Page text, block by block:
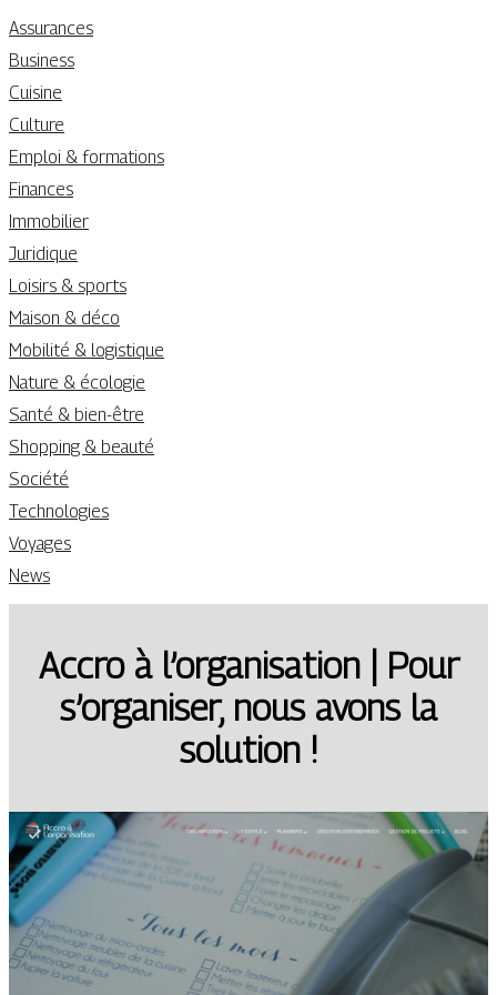
Assurances
Business
Cuisine
Culture
Emploi & formations
Finances
Immobilier
Juridique
Loisirs & sports
Maison & déco
Mobilité & logistique
Nature & écologie
Santé & bien-être
Shopping & beauté
Société
Technologies
Voyages
News
Accro à l’organisation | Pour
s’organiser, nous avons la
solution !